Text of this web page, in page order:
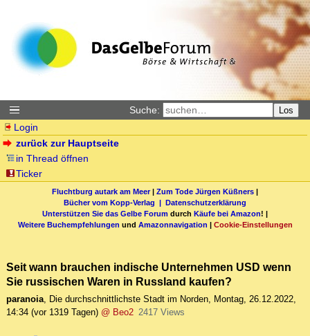
Suche: Los
Login
zurück zur Hauptseite
in Thread öffnen
Ticker
Fluchtburg autark am Meer| Zum Tode Jürgen Küßners |
Bücher vom Kopp-Verlag | Datenschutzerklärung
Unterstützen Sie das Gelbe Forum durch Käufe bei Amazon! |
Weitere Buchempfehlungen und Amazonnavigation | Cookie-Einstellungen
Seit wann brauchen indische Unternehmen USD wenn
Sie russischen Waren in Russland kaufen?
paranoia, Die durchschnittlichste Stadt im Norden, Montag, 26.12.2022,
14:34 (vor 1319 Tagen) @ Beo2 2417 Views